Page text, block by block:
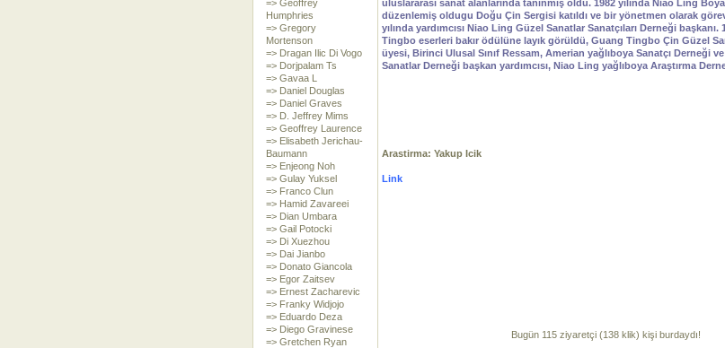
=> Geoffrey
Humphries
=> Gregory
Mortenson
=> Dragan Ilic Di Vogo
=> Dorjpalam Ts
=> Gavaa L
=> Daniel Douglas
=> Daniel Graves
=> D. Jeffrey Mims
=> Geoffrey Laurence
=> Elisabeth Jerichau-
Baumann
=> Enjeong Noh
=> Gulay Yuksel
=> Franco Clun
=> Hamid Zavareei
=> Dian Umbara
=> Gail Potocki
=> Di Xuezhou
=> Dai Jianbo
=> Donato Giancola
=> Egor Zaitsev
=> Ernest Zacharevic
=> Franky Widjojo
=> Eduardo Deza
=> Diego Gravinese
=> Gretchen Ryan
uluslararası sanat alanlarında tanınmış oldu. 1982 yılında Niao Ling
düzenlemiş oldugu Doğu Çin Sergisi katıldı ve bir yönetmen olarak görev
yılında yardımcısı Niao Ling Güzel Sanatlar Sanatçıları Derneği başkanı.
Tingbo eserleri bakır ödülüne layık görüldü, Guang Tingbo Çin Güzel
üyesi, Birinci Ulusal Sınıf Ressam, Amerian yağlıboya Sanatçı Derneği
Sanatlar Derneği başkan yardımcısı, Niao Ling yağlıboya Araştırma
Arastirma: Yakup Icik
Link
Bugün 115 ziyaretçi (138 klik) kişi burdaydı!